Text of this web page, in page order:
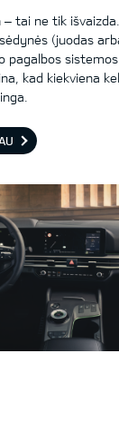
– tai ne tik
(juodas
pagalbos
kad kiekviena